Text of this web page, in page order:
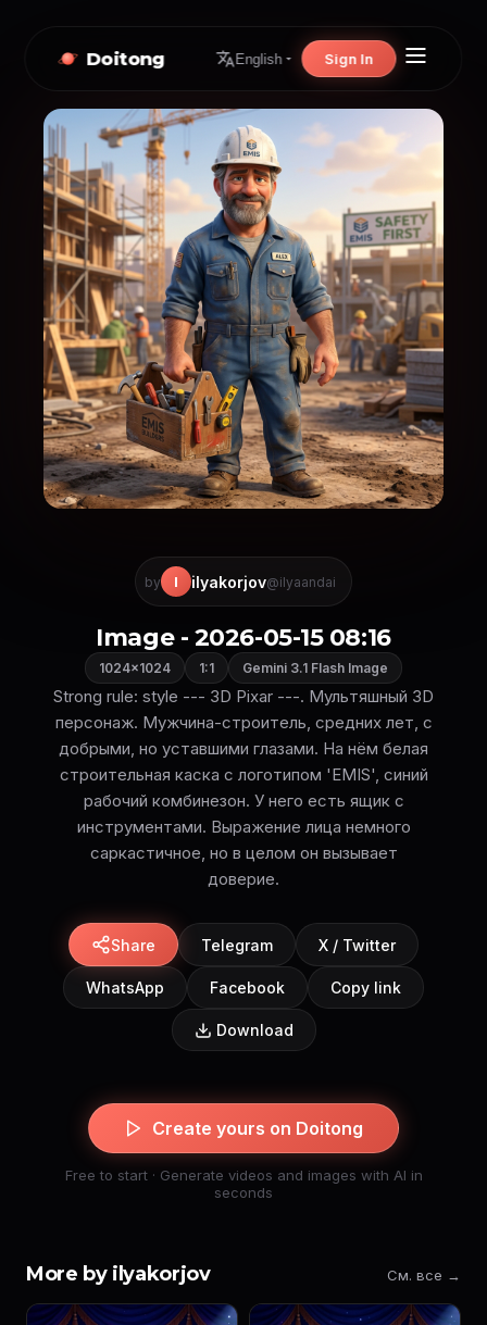
Doitong English Sign In
by I ilyakorjov@ilyaandai
Image - 2026-05-15 08:16
1024×1024 1:1 Gemini 3.1 Flash Image
Strong rule: style --- 3D Pixar ---. Мультяшный 3D
персонаж. Мужчина-строитель, средних лет, с
добрыми, но уставшими глазами. На нём белая
строительная каска с логотипом 'EMIS', синий
рабочий комбинезон. У него есть ящик с
инструментами. Выражение лица немного
саркастичное, но в целом он вызывает
доверие.
Share Telegram X / Twitter
WhatsApp Facebook Copy link
Download
Create yours on Doitong
Free to start · Generate videos and images with AI in
seconds
More by ilyakorjov См. все →